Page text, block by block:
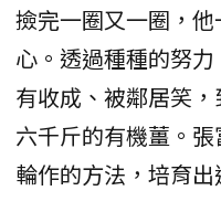
撿完一圈又一圈，
心。透過種種的努
有收成、被鄰居笑
六千斤的有機薑。
輪作的方法，培育